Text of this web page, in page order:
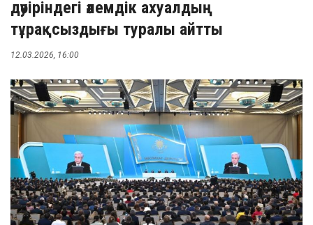
дәуіріндегі әлемдік ахуалдың
тұрақсыздығы туралы айтты
12.03.2026, 16:00